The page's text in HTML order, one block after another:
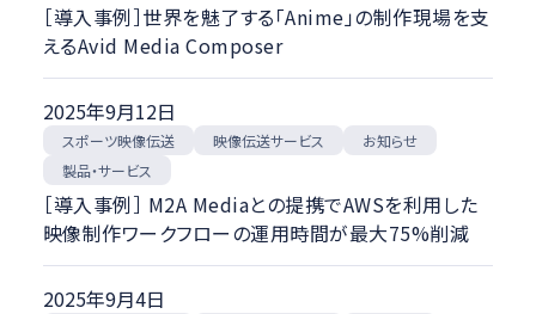
［導入事例］世界を魅了する「Anime」の制作現場を支
えるAvid Media Composer
2025年9月12日
スポーツ映像伝送 映像伝送サービス お知らせ
製品・サービス
［導入事例］ M2A Mediaとの提携でAWSを利用した
映像制作ワークフローの運用時間が最大75%削減
2025年9月4日